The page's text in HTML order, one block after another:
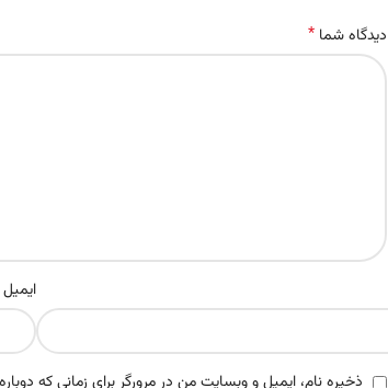
دیدگاه شما *
ایمیل
ذخیره نام، ایمیل و وبسایت من در مرورگر برای زمانی که